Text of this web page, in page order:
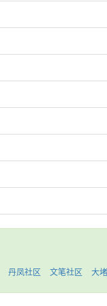
丹凤社区 文笔社区 大